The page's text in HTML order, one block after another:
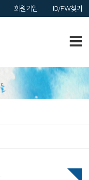
회원가입 ID/PW찾기